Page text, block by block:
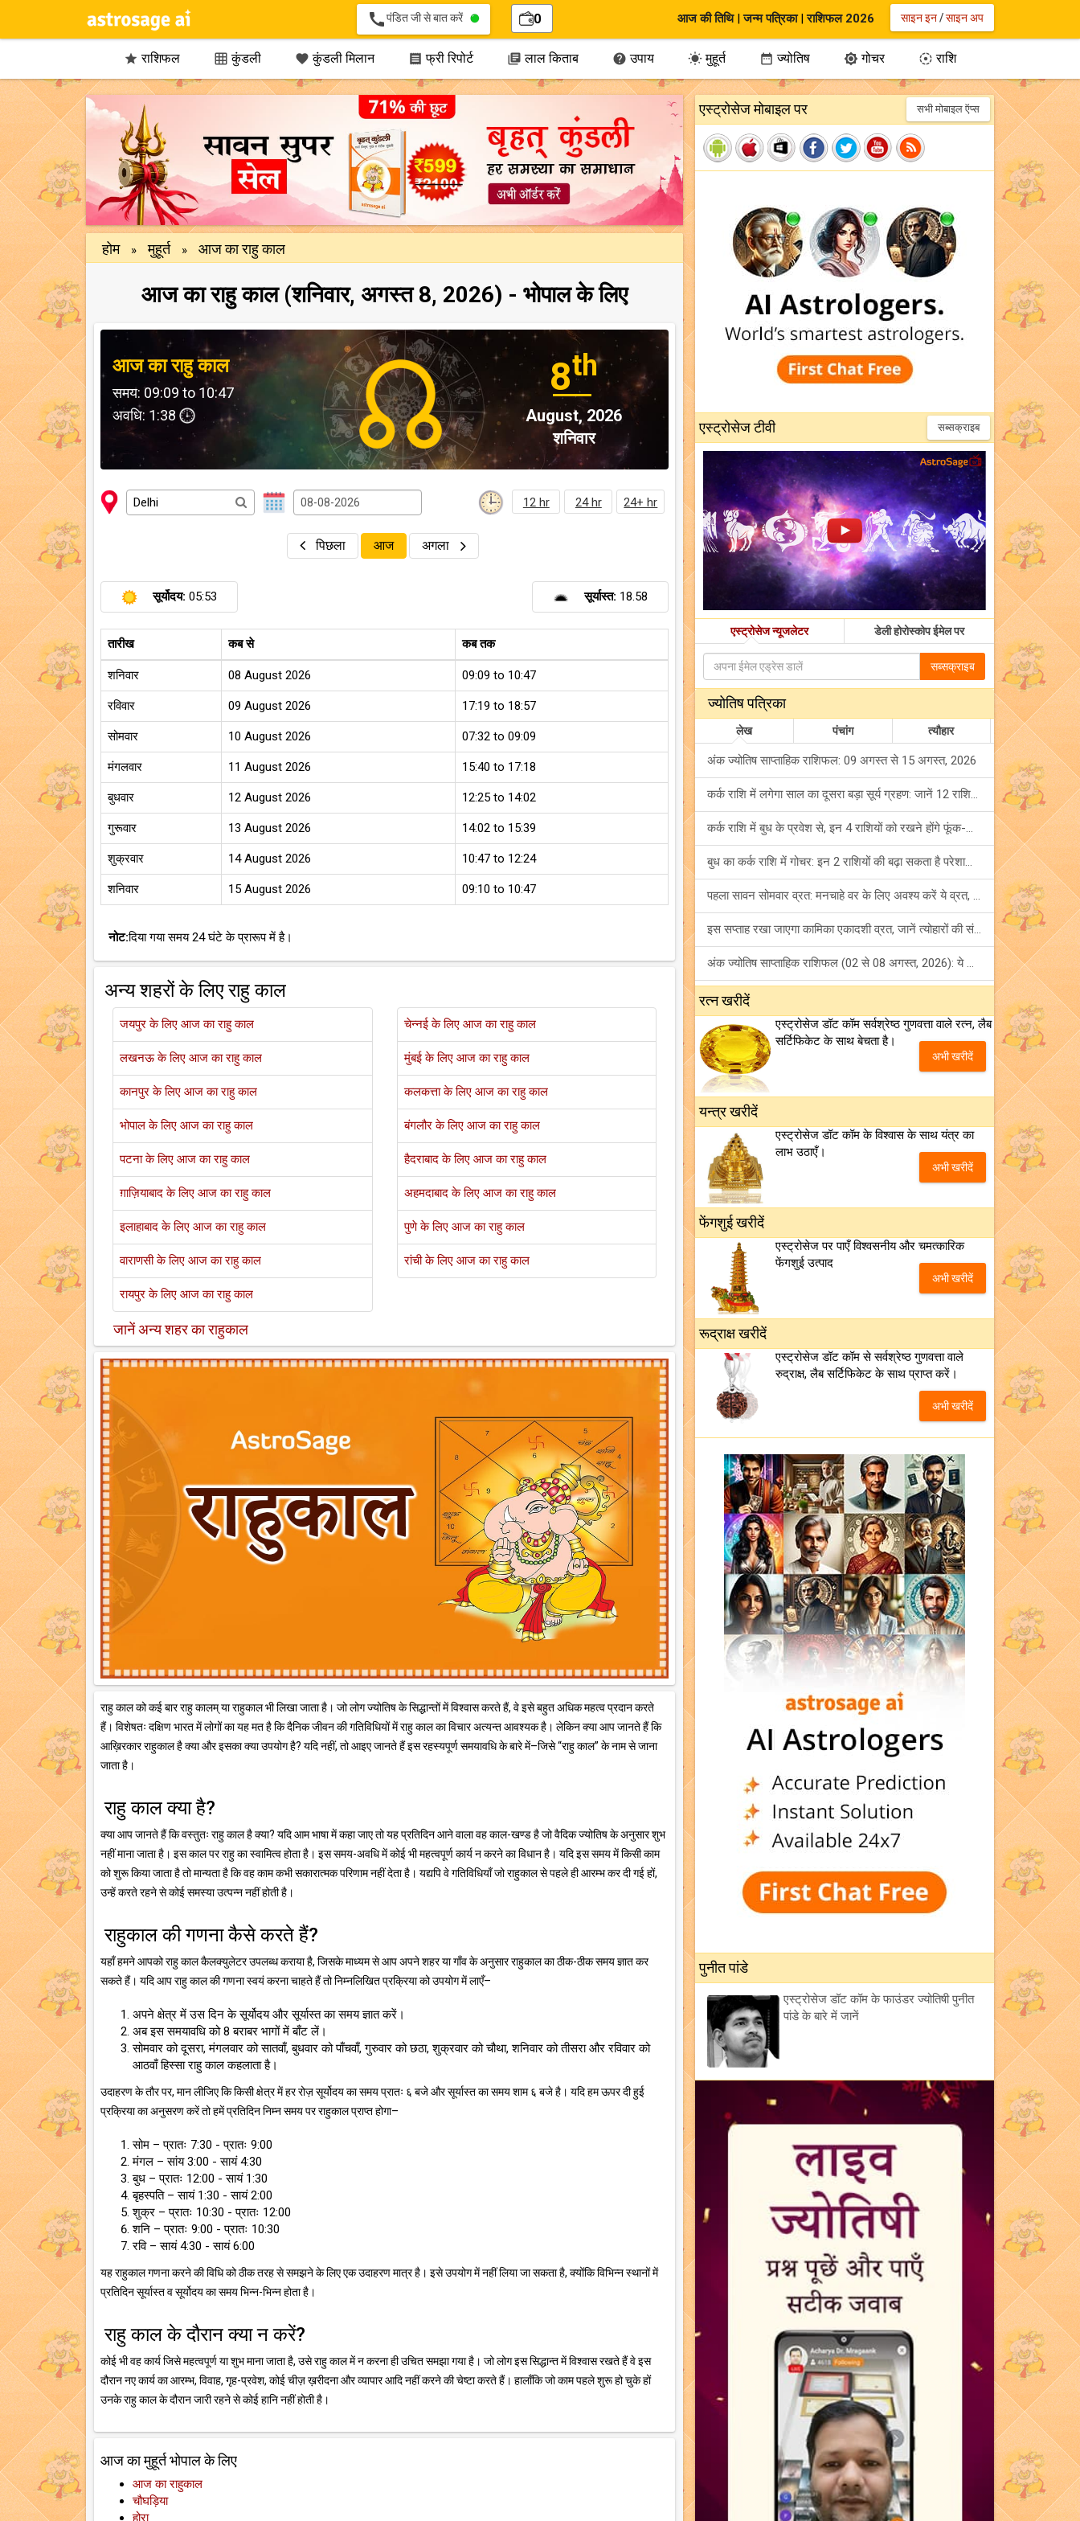
callपंडित जी से बात करें 0 आज की तिथि|जन्म पत्रिका|राशिफल 2026 साइन इन/साइन अप
 राशिफल  कुंडली  कुंडली मिलान  फ्री रिपोर्ट  लाल किताब  उपाय मुहूर्त  ज्योतिष  गोचर  राशि
होम » मुहूर्त » आज का राहु काल
आज का राहु काल (शनिवार, अगस्त 8, 2026) - भोपाल के लिए
आज का राहु काल
समय: 09:09 to 10:47
अवधि: 1:38
8th
August, 2026
शनिवार
12 hr 24 hr 24+ hr
पिछला आज अगला
सूर्योदय: 05:53 सूर्यास्त: 18.58
तारीख कब से कब तक
शनिवार 08 August 2026 09:09 to 10:47
रविवार 09 August 2026 17:19 to 18:57
सोमवार 10 August 2026 07:32 to 09:09
मंगलवार 11 August 2026 15:40 to 17:18
बुधवार 12 August 2026 12:25 to 14:02
गुरूवार 13 August 2026 14:02 to 15:39
शुक्रवार 14 August 2026 10:47 to 12:24
शनिवार 15 August 2026 09:10 to 10:47
नोट:दिया गया समय 24 घंटे के प्रारूप में है।
अन्य शहरों के लिए राहु काल
जयपुर के लिए आज का राहु काल
लखनऊ के लिए आज का राहु काल
कानपुर के लिए आज का राहु काल
भोपाल के लिए आज का राहु काल
पटना के लिए आज का राहु काल
ग़ाज़ियाबाद के लिए आज का राहु काल
इलाहाबाद के लिए आज का राहु काल
वाराणसी के लिए आज का राहु काल
रायपुर के लिए आज का राहु काल
चेन्नई के लिए आज का राहु काल
मुंबई के लिए आज का राहु काल
कलकत्ता के लिए आज का राहु काल
बंगलौर के लिए आज का राहु काल
हैदराबाद के लिए आज का राहु काल
अहमदाबाद के लिए आज का राहु काल
पुणे के लिए आज का राहु काल
रांची के लिए आज का राहु काल
जानें अन्य शहर का राहुकाल
राहु काल को कई बार राहु कालम् या राहुकाल भी लिखा जाता है। जो लोग ज्योतिष के सिद्धान्तों में विश्वास करते हैं, वे इसे बहुत अधिक महत्व प्रदान करते
हैं। विशेषतः दक्षिण भारत में लोगों का यह मत है कि दैनिक जीवन की गतिविधियों में राहु काल का विचार अत्यन्त आवश्यक है। लेकिन क्या आप जानते हैं कि
आख़िरकार राहुकाल है क्या और इसका क्या उपयोग है? यदि नहीं, तो आइए जानते हैं इस रहस्यपूर्ण समयावधि के बारे में–जिसे “राहु काल” के नाम से जाना
जाता है।
राहु काल क्या है?
क्या आप जानते हैं कि वस्तुतः राहु काल है क्या? यदि आम भाषा में कहा जाए तो यह प्रतिदिन आने वाला वह काल-खण्ड है जो वैदिक ज्योतिष के अनुसार शुभ
नहीं माना जाता है। इस काल पर राहु का स्वामित्व होता है। इस समय-अवधि में कोई भी महत्वपूर्ण कार्य न करने का विधान है। यदि इस समय में किसी काम
को शुरू किया जाता है तो मान्यता है कि वह काम कभी सकारात्मक परिणाम नहीं देता है। यद्यपि वे गतिविधियाँ जो राहुकाल से पहले ही आरम्भ कर दी गई हों,
उन्हें करते रहने से कोई समस्या उत्पन्न नहीं होती है।
राहुकाल की गणना कैसे करते हैं?
यहाँ हमने आपको राहु काल कैलक्युलेटर उपलब्ध कराया है, जिसके माध्यम से आप अपने शहर या गाँव के अनुसार राहुकाल का ठीक-ठीक समय ज्ञात कर
सकते हैं। यदि आप राहु काल की गणना स्वयं करना चाहते हैं तो निम्नलिखित प्रक्रिया को उपयोग में लाएँ–
अपने क्षेत्र में उस दिन के सूर्योदय और सूर्यास्त का समय ज्ञात करें।
अब इस समयावधि को 8 बराबर भागों में बाँट लें।
सोमवार को दूसरा, मंगलवार को सातवाँ, बुधवार को पाँचवाँ, गुरुवार को छठा, शुक्रवार को चौथा, शनिवार को तीसरा और रविवार को
आठवाँ हिस्सा राहु काल कहलाता है।
उदाहरण के तौर पर, मान लीजिए कि किसी क्षेत्र में हर रोज़ सूर्योदय का समय प्रातः ६ बजे और सूर्यास्त का समय शाम ६ बजे है। यदि हम ऊपर दी हुई
प्रक्रिया का अनुसरण करें तो हमें प्रतिदिन निम्न समय पर राहुकाल प्राप्त होगा–
सोम – प्रातः 7:30 - प्रातः 9:00
मंगल – सांय 3:00 - सायं 4:30
बुध – प्रातः 12:00 - सायं 1:30
बृहस्पति – सायं 1:30 - सायं 2:00
शुक्र – प्रातः 10:30 - प्रातः 12:00
शनि – प्रातः 9:00 - प्रातः 10:30
रवि – सायं 4:30 - सायं 6:00
यह राहुकाल गणना करने की विधि को ठीक तरह से समझने के लिए एक उदाहरण मात्र है। इसे उपयोग में नहीं लिया जा सकता है, क्योंकि विभिन्न स्थानों में
प्रतिदिन सूर्यास्त व सूर्योदय का समय भिन्न-भिन्न होता है।
राहु काल के दौरान क्या न करें?
कोई भी वह कार्य जिसे महत्वपूर्ण या शुभ माना जाता है, उसे राहु काल में न करना ही उचित समझा गया है। जो लोग इस सिद्धान्त में विश्वास रखते हैं वे इस
दौरान नए कार्य का आरम्भ, विवाह, गृह-प्रवेश, कोई चीज़ ख़रीदना और व्यापार आदि नहीं करने की चेष्टा करते हैं। हालाँकि जो काम पहले शुरू हो चुके हों
उनके राहु काल के दौरान जारी रहने से कोई हानि नहीं होती है।
आज का मुहूर्त भोपाल के लिए
आज का राहुकाल
चौघड़िया
होरा
एस्ट्रोसेज मोबाइल पर सभी मोबाइल ऍप्स
एस्ट्रोसेज टीवी सब्सक्राइब
एस्ट्रोसेज न्यूजलेटर डेली होरोस्कोप ईमेल पर
सब्सक्राइब
ज्योतिष पत्रिका
लेख पंचांग त्यौहार
अंक ज्योतिष साप्ताहिक राशिफल: 09 अगस्त से 15 अगस्त, 2026
कर्क राशि में लगेगा साल का दूसरा बड़ा सूर्य ग्रहण: जानें 12 राशियों पर शुभ-अशुभ प्रभाव!
कर्क राशि में बुध के प्रवेश से, इन 4 राशियों को रखने होंगे फूंक-फूंक कर कदम!
बुध का कर्क राशि में गोचर: इन 2 राशियों की बढ़ा सकता है परेशानियां, हो जाएं सावधान!
पहला सावन सोमवार व्रत: मनचाहे वर के लिए अवश्य करें ये व्रत, जानें नियम एवं पूजा विधि!
इस सप्ताह रखा जाएगा कामिका एकादशी व्रत, जानें त्योहारों की संपूर्ण लिस्ट!
अंक ज्योतिष साप्ताहिक राशिफल (02 से 08 अगस्त, 2026): ये सप्ताह क्यों है खास?
मंगल का मिथुन राशि में गोचर: इन 4 राशियों के बनेंगे अचानक धन लाभ के योग!
टैरो साप्ताहिक राशिफल (02 से 08 अगस्त, 2026): जानें 12 राशियों का विस्तृत भविष्यफल!
रत्न खरीदें
एस्ट्रोसेज डॉट कॉम सर्वश्रेष्ठ गुणवत्ता वाले रत्न, लैब
सर्टिफिकेट के साथ बेचता है।
अभी खरीदें
यन्त्र खरीदें
एस्ट्रोसेज डॉट कॉम के विश्वास के साथ यंत्र का
लाभ उठाएँ।
अभी खरीदें
फेंगशुई खरीदें
एस्ट्रोसेज पर पाएँ विश्वसनीय और चमत्कारिक
फेंगशुई उत्पाद
अभी खरीदें
रूद्राक्ष खरीदें
एस्ट्रोसेज डॉट कॉम से सर्वश्रेष्ठ गुणवत्ता वाले
रुद्राक्ष, लैब सर्टिफिकेट के साथ प्राप्त करें।
अभी खरीदें
पुनीत पांडे
एस्ट्रोसेज डॉट कॉम के फाउंडर ज्योतिषी पुनीत
पांडे के बारे में जानें